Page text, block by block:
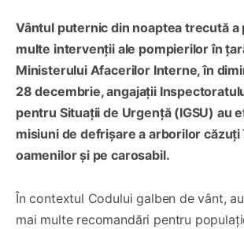
Vântul puternic din noaptea trecută a
multe intervenții ale pompierilor în
Ministerului Afacerilor Interne, în
28 decembrie, angajații
pentru Situații de Urgență (IGSU) au
misiuni de defrișare a arborilor căzuți
oamenilor și pe carosabil.
În contextul Codului galben de vânt,
mai multe recomandări pentru